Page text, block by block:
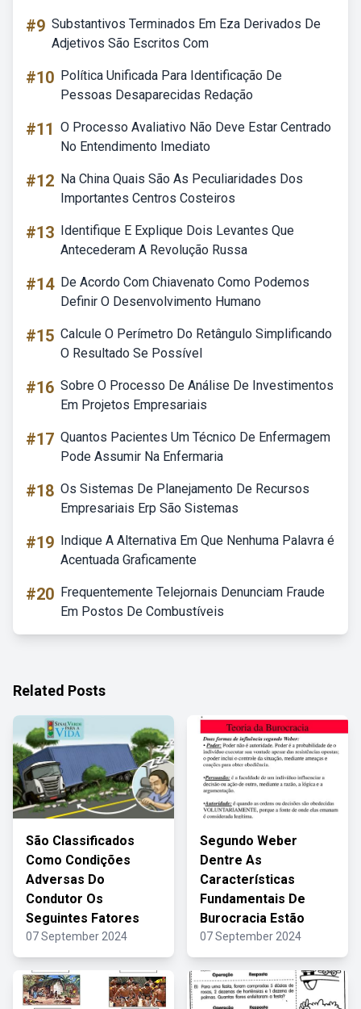
#9 Substantivos Terminados Em Eza Derivados De
Adjetivos São Escritos Com
#10 Política Unificada Para Identificação De
Pessoas Desaparecidas Redação
#11 O Processo Avaliativo Não Deve Estar Centrado
No Entendimento Imediato
#12 Na China Quais São As Peculiaridades Dos
Importantes Centros Costeiros
#13 Identifique E Explique Dois Levantes Que
Antecederam A Revolução Russa
#14 De Acordo Com Chiavenato Como Podemos
Definir O Desenvolvimento Humano
#15 Calcule O Perímetro Do Retângulo Simplificando
O Resultado Se Possível
#16 Sobre O Processo De Análise De Investimentos
Em Projetos Empresariais
#17 Quantos Pacientes Um Técnico De Enfermagem
Pode Assumir Na Enfermaria
#18 Os Sistemas De Planejamento De Recursos
Empresariais Erp São Sistemas
#19 Indique A Alternativa Em Que Nenhuma Palavra é
Acentuada Graficamente
#20 Frequentemente Telejornais Denunciam Fraude
Em Postos De Combustíveis
Related Posts
São Classificados
Como Condições
Adversas Do
Condutor Os
Seguintes Fatores
07 September 2024
Segundo Weber
Dentre As
Características
Fundamentais De
Burocracia Estão
07 September 2024